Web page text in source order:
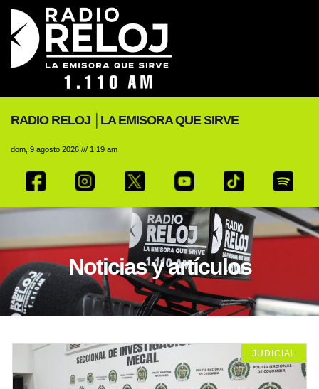
RADIO RELOJ │LA EMISORA QUE SIRVE
dom, 9 agosto 2026 /// 1:19 am
Noticias y artículos
JUDICIAL